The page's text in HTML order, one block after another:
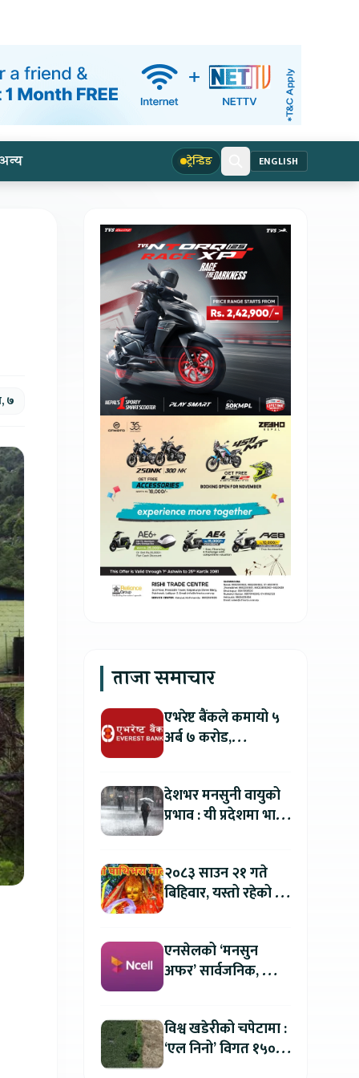
ट्रेन्डिङ ENGLISH
७
ताजा समाचार
एभरेष्ट बैंकले कमायो ५
अर्ब ७ करोड,
देशभर मनसुनी वायुको
प्रभाव : यी प्रदेशमा भारी
२०८३ साउन २१ गते
बिहिवार, यस्तो रहेको छ
एनसेलको ‘मनसुन
अफर’ सार्वजनिक, सिम
विश्व खडेरीको चपेटामा :
‘एल निनो’ विगत १५०